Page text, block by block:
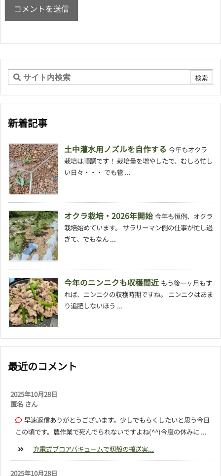
新着記事
土中灌水用ノズルを自作する 今年もオクラ
栽培は順調です！ 栽培量を増やしたで、むしろ忙し
い日々・・・ でも管 ...
オクラ栽培・2026年開始 今年も恒例、オクラ
栽培始めています。 サラリーマン側の仕事が忙し過
ぎて、でもなん ...
今年のニンニクも収穫間近 もう後一ヶ月もす
れば、ニンニクの収穫時期ですね。 ニンニクはあま
り追肥しないほう ...
最近のコメント
2025年10月28日
匿名 さん
早速返信ありがとうございます。少しでもらくしたいと思う今日
この頃です。農作業で死んでられないですよね(^^)今度の休みに ...
充電式ブロアバキュームで籾殻の搬送実...
2025年10月28日